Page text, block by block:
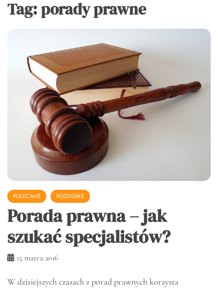
Tag:porady prawne
POLECANE POZOSTAŁE
Porada prawna – jak
szukać specjalistów?
15 marca 2016
W dzisiejszych czasach z porad prawnych korzysta